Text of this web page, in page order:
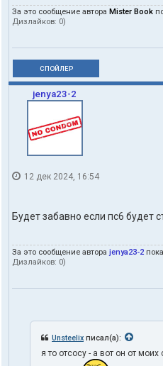
За это сообщение автора Mister Book
Дизлайков: 0)
СПОЙЛЕР
jenya23-2
12 дек 2024, 16:54
Будет забавно если пс6 будет
За это сообщение автора jenya23-2
Дизлайков: 0)
Unsteelix писал(а):
я то отсосу - а вот он от